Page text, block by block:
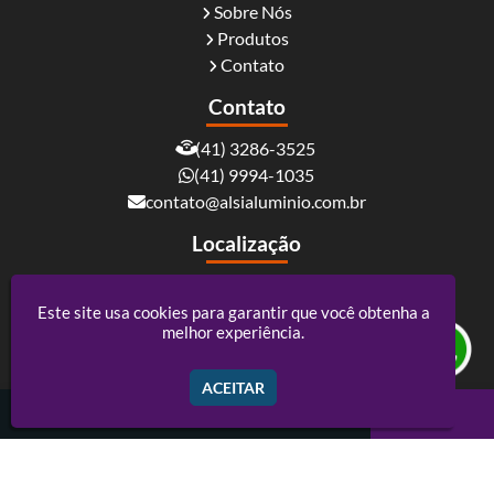
Sobre Nós
Produtos
Contato
Contato
(41) 3286-3525
(41) 9994-1035
contato@alsialuminio.com.br
Localização
Curitiba / PR - CEP: 81730-060
Este site usa cookies para garantir que você obtenha a
melhor experiência.
ACEITAR